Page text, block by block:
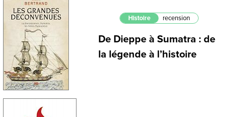
Histoire recension
De Dieppe à Sumatra : de
la légende à l’histoire